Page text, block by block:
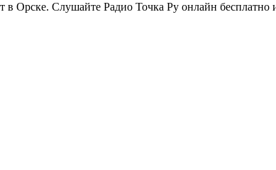
Орске. Слушайте Радио Точка Ру онлайн бесплатно